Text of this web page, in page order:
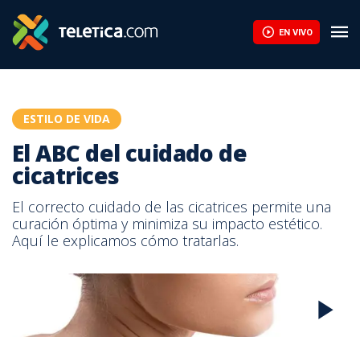
EN VIVO
ESTILO DE VIDA
El ABC del cuidado de
cicatrices
El correcto cuidado de las cicatrices permite una
curación óptima y minimiza su impacto estético.
Aquí le explicamos cómo tratarlas.